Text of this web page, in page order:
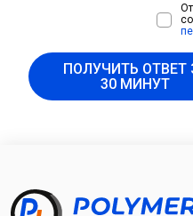
ПОЛУЧИТЬ ОТВЕТ
30 МИНУТ